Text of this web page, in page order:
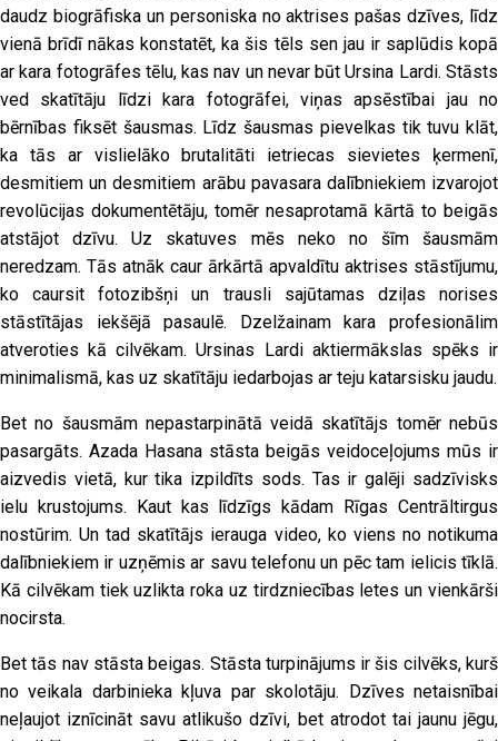
daudz biogrāfiska un personiska no aktrises pašas dzīves, līdz
vienā brīdī nākas konstatēt, ka šis tēls sen jau ir saplūdis kopā
ar kara fotogrāfes tēlu, kas nav un nevar būt Ursina Lardi. Stāsts
ved skatītāju līdzi kara fotogrāfei, viņas apsēstībai jau no
bērnības fiksēt šausmas. Līdz šausmas pievelkas tik tuvu klāt,
ka tās ar vislielāko brutalitāti ietriecas sievietes ķermenī,
desmitiem un desmitiem arābu pavasara dalībniekiem izvarojot
revolūcijas dokumentētāju, tomēr nesaprotamā kārtā to beigās
atstājot dzīvu. Uz skatuves mēs neko no šīm šausmām
neredzam. Tās atnāk caur ārkārtā apvaldītu aktrises stāstījumu,
ko caursit fotozibšņi un trausli sajūtamas dziļas norises
stāstītājas iekšējā pasaulē. Dzelžainam kara profesionālim
atveroties kā cilvēkam. Ursinas Lardi aktiermākslas spēks ir
minimalismā, kas uz skatītāju iedarbojas ar teju katarsisku jaudu.
Bet no šausmām nepastarpinātā veidā skatītājs tomēr nebūs
pasargāts. Azada Hasana stāsta beigās veidoceļojums mūs ir
aizvedis vietā, kur tika izpildīts sods. Tas ir galēji sadzīvisks
ielu krustojums. Kaut kas līdzīgs kādam Rīgas Centrāltirgus
nostūrim. Un tad skatītājs ierauga video, ko viens no notikuma
dalībniekiem ir uzņēmis ar savu telefonu un pēc tam ielicis tīklā.
Kā cilvēkam tiek uzlikta roka uz tirdzniecības letes un vienkārši
nocirsta.
Bet tās nav stāsta beigas. Stāsta turpinājums ir šis cilvēks, kurš
no veikala darbinieka kļuva par skolotāju. Dzīves netaisnībai
neļaujot iznīcināt savu atlikušo dzīvi, bet atrodot tai jaunu jēgu,